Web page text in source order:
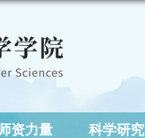
资力量 科学研究